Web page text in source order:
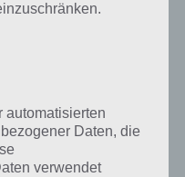
auch in die
wieder zuverlässig,
deine Bahnverbindung
automatisierten
Daten, die
verwendet